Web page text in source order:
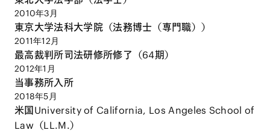
2010年3月
東京大学法科大学院（法務博士（専門職））
2011年12月
最高裁判所司法研修所修了（64期）
2012年1月
当事務所入所
2018年5月
米国University of California, Los Angeles School of
Law（LL.M.）